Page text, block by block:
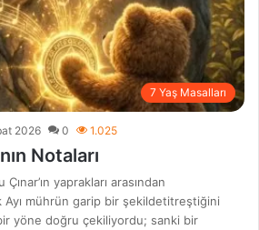
7 Yaş Masalları
2026 0 1.025
Notaları
yaprakları arasından
mührün garip bir şekildetitreştiğini
yöne doğru çekiliyordu; sanki bir